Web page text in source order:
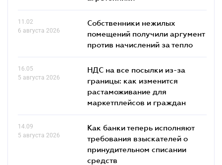
11.02
6 августа 2026
Собственники нежилых
помещений получили аргумент
против начислений за тепло
16.05
5 августа 2026
НДС на все посылки из-за
границы: как изменится
растаможивание для
маркетплейсов и граждан
14.09
5 августа 2026
Как банки теперь исполняют
требования взыскателей о
принудительном списании
средств